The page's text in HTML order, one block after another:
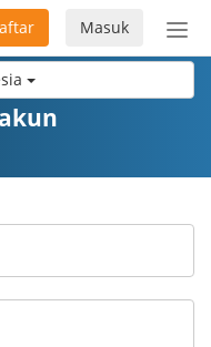
Masuk